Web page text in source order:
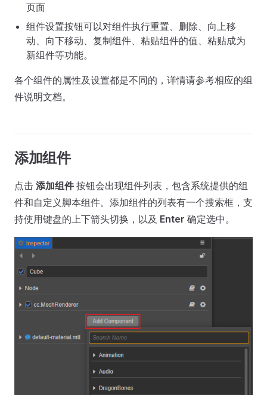
页面
组件设置按钮可以对组件执行重置、删除、向上移
动、向下移动、复制组件、粘贴组件的值、粘贴成为
新组件等功能。
各个组件的属性及设置都是不同的，详情请参考相应的组
件说明文档。
添加组件
点击 添加组件按钮会出现组件列表，包含系统提供的组
件和自定义脚本组件。添加组件的列表有一个搜索框，支
持使用键盘的上下箭头切换，以及 Enter 确定选中。